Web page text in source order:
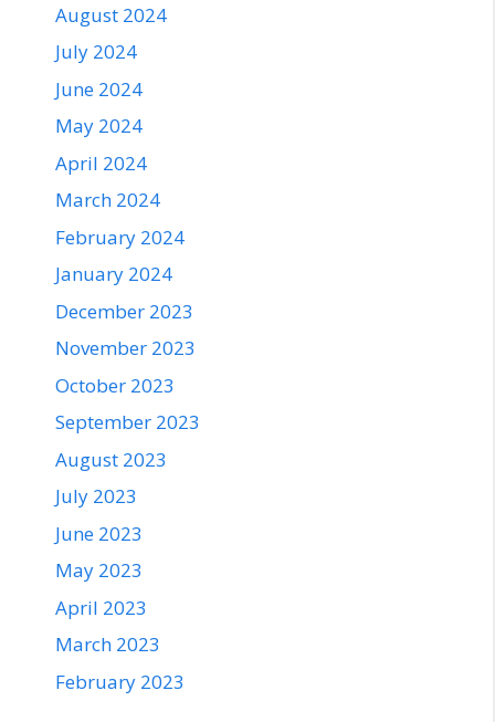
August 2024
July 2024
June 2024
May 2024
April 2024
March 2024
February 2024
January 2024
December 2023
November 2023
October 2023
September 2023
August 2023
July 2023
June 2023
May 2023
April 2023
March 2023
February 2023